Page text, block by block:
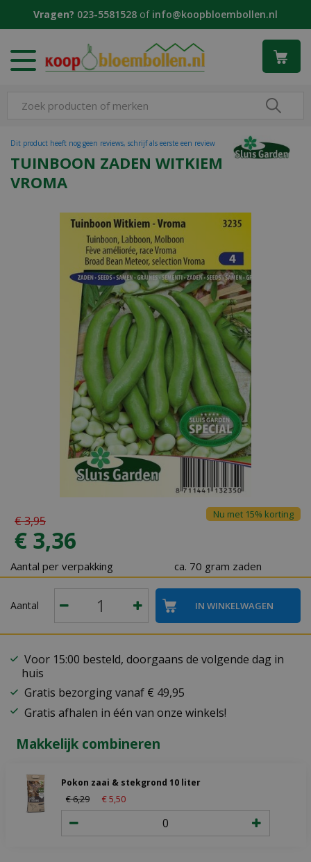
Vragen? 023-5581528 of info@koopbloembollen.nl
TUINBOON ZADEN WITKIEM
VROMA
Dit product heeft nog geen reviews, schrijf als eerste een review
€3,95
€ 3,36
Nu met 15% korting
Aantal per verpakking ca. 70 gram zaden
Aantal
Voor 15:00 besteld, doorgaans de volgende dag in
huis
Gratis bezorging vanaf € 49,95
Gratis afhalen in één van onze winkels!
Makkelijk combineren
Pokon zaai & stekgrond 10 liter
€6,29 €5 50